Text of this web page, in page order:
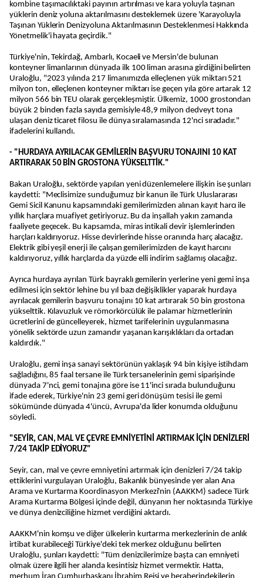
kombine taşımacılıktaki payının artırılması ve kara yoluyla taşınan
yüklerin deniz yoluna aktarılmasını desteklemek üzere 'Karayoluyla
Taşınan Yüklerin Denizyoluna Aktarılmasının Desteklenmesi Hakkında
Yönetmelik'i hayata geçirdik."
Türkiye'nin, Tekirdağ, Ambarlı, Kocaeli ve Mersin'de bulunan
konteyner limanlarının dünyada ilk 100 liman arasına girdiğini belirten
Uraloğlu, "2023 yılında 217 limanımızda elleçlenen yük miktarı 521
milyon ton, elleçlenen konteyner miktarı ise geçen yıla göre artarak 12
milyon 566 bin TEU olarak gerçekleşmiştir. Ülkemiz, 1000 grostondan
büyük 2 binden fazla sayıda gemisiyle 48,9 milyon dedveyt tona
ulaşan deniz ticaret filosu ile dünya sıralamasında 12'nci sıradadır."
ifadelerini kullandı.
- "HURDAYA AYRILACAK GEMİLERİN BAŞVURU TONAJINI 10 KAT
ARTIRARAK 50 BİN GROSTONA YÜKSELTTİK."
Bakan Uraloğlu, sektörde yapılan yeni düzenlemelere ilişkin ise şunları
kaydetti: "Meclisimize sunduğumuz bir kanun ile Türk Uluslararası
Gemi Sicil Kanunu kapsamındaki gemilerimizden alınan kayıt harcı ile
yıllık harçlara muafiyet getiriyoruz. Bu da inşallah yakın zamanda
faaliyete geçecek. Bu kapsamda, miras intikali devir işlemlerinden
harçları kaldırıyoruz. Hisse devirlerinde hisse oranında harç alacağız.
Elektrik gibi yeşil enerji ile çalışan gemilerimizden de kayıt harcını
kaldırıyoruz, yıllık harçlarda da yüzde elli indirim sağlamış olacağız.
Ayrıca hurdaya ayrılan Türk bayraklı gemilerin yerlerine yeni gemi inşa
edilmesi için sektör lehine bu yıl bazı değişiklikler yaparak hurdaya
ayrılacak gemilerin başvuru tonajını 10 kat artırarak 50 bin grostona
yükselttik. Kılavuzluk ve römorkörcülük ile palamar hizmetlerinin
ücretlerini de güncelleyerek, hizmet tarifelerinin uygulanmasına
yönelik sektörde uzun zamandır yaşanan karışıklıkları da ortadan
kaldırdık."
Uraloğlu, gemi inşa sanayi sektörünün yaklaşık 94 bin kişiye istihdam
sağladığını, 85 faal tersane ile Türk tersanelerinin gemi siparişinde
dünyada 7'nci, gemi tonajına göre ise 11'inci sırada bulunduğunu
ifade ederek, Türkiye'nin 23 gemi geri dönüşüm tesisi ile gemi
sökümünde dünyada 4'üncü, Avrupa'da lider konumda olduğunu
söyledi.
"SEYİR, CAN, MAL VE ÇEVRE EMNİYETİNİ ARTIRMAK İÇİN DENİZLERİ
7/24 TAKİP EDİYORUZ"
Seyir, can, mal ve çevre emniyetini artırmak için denizleri 7/24 takip
ettiklerini vurgulayan Uraloğlu, Bakanlık bünyesinde yer alan Ana
Arama ve Kurtarma Koordinasyon Merkezi'nin (AAKKM) sadece Türk
Arama Kurtarma Bölgesi içinde değil, dünyanın her noktasında Türkiye
ve dünya denizciliğine hizmet verdiğini aktardı.
AAKKM'nin komşu ve diğer ülkelerin kurtarma merkezlerinin de anlık
irtibat kurabileceği Türkiye'deki tek merkez olduğunu belirten
Uraloğlu, şunları kaydetti: "Tüm denizcilerimize başta can emniyeti
olmak üzere ilgili her alanda kesintisiz hizmet vermektir. Hatta,